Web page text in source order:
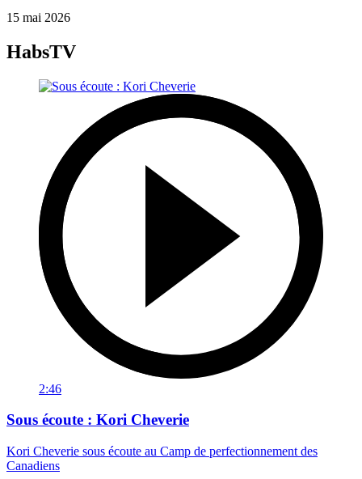
15 mai 2026
HabsTV
2:46
Sous écoute : Kori Cheverie
Kori Cheverie sous écoute au Camp de perfectionnement des
Canadiens